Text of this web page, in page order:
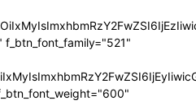
f_btn_font_family="521"